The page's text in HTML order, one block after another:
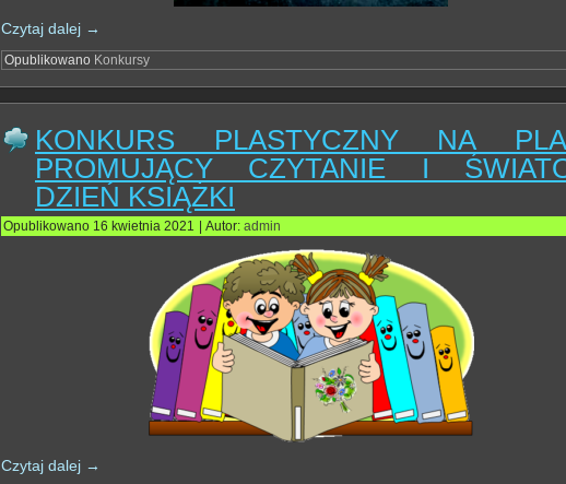
Czytaj dalej →
Opublikowano Konkursy
KONKURS PLASTYCZNY NA
PROMUJĄCY CZYTANIE I
DZIEŃ KSIĄŻKI
Opublikowano 16 kwietnia 2021 Autor: admin
Czytaj dalej →